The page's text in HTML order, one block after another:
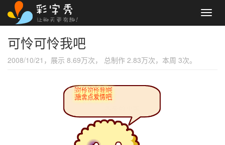
可怜可怜我吧
2008/10/21，展示 8.69万次， 总制作 2.83万次，本周 3次。
可怜可怜我吧
施舍点爱情吧